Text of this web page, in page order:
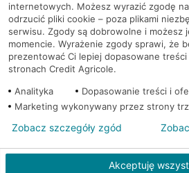
Mapa serwisu
PolitykaCookies
© 2026 Credit Agricole Bank Polska S.A.
internetowych. Możesz wyrazić zgodę
odrzucić pliki cookie – poza plikami
serwisu. Zgody są dobrowolne i możesz
momencie. Wyrażenie zgody sprawi, że
prezentować Ci lepiej dopasowane
stronach Credit Agricole.
Analityka
Dopasowanie treści i
Marketing wykonywany przez strony
Akceptuję
Zobacz szczegóły zgód